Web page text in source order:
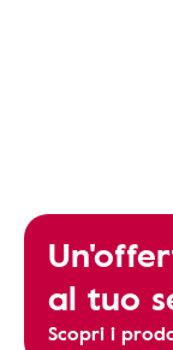
al tuo
Scopri i